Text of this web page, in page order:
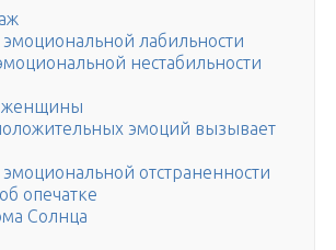
лабильности
нестабильности
женщины
эмоций вызывает
отстраненности
опечатке
Солнца